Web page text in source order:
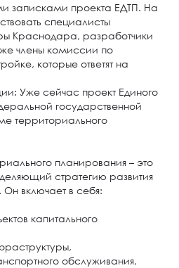
записками проекта ЕДТП. На
специалисты
Краснодара, разработчики
члены комиссии по
которые ответят на
Уже сейчас проект Единого
государственной
территориального
планирования – это
стратегию развития
включает в себя:
капитального
обслуживания,